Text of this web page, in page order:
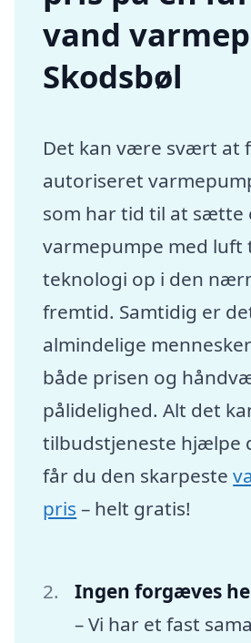
vand
Skodsbøl
Det kan være svært at
autoriseret
som har tid til at sætte
varmepumpe med luft
teknologi op i den
fremtid. Samtidig er
almindelige
både prisen og
pålidelighed. Alt det
tilbudstjeneste hjælpe
får du den skarpeste
pris – helt gratis!
Ingen forgæves
– Vi har et fast